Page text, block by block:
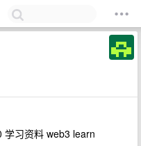
学习资料 web3 learn